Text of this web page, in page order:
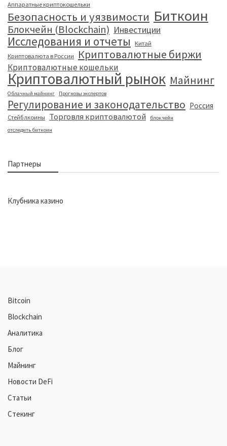
Аппаратные криптокошельки
Безопасность и уязвимости Биткоин
Блокчейн (Blockchain) Инвестиции
Исследования и отчеты
Китай
Криптовалюта в России
Криптовалютные биржи
Криптовалютные кошельки
Криптовалютный рынок Майнинг
Облачный майнинг Прогнозы экспертов
Регулирование и законодательство Россия
Стейблкоины Торговля криптовалютой
блокчейн
отследить биткоин
Партнеры
Клубника казино
Bitcoin
Blockchain
Аналитика
Блог
Майнинг
Новости DeFi
Статьи
Стекинг